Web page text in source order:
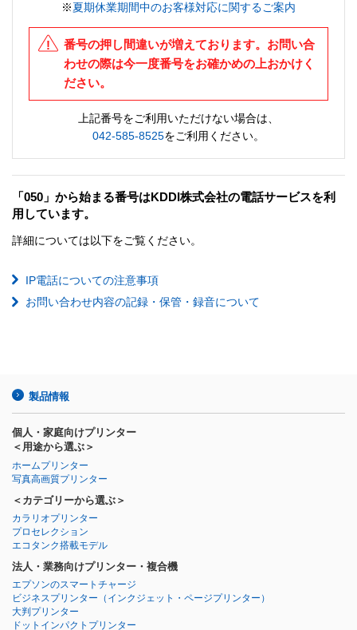
※夏期休業期間中のお客様対応に関するご案内
番号の押し間違いが増えております。お問い合
わせの際は今一度番号をお確かめの上おかけく
ださい。
上記番号をご利用いただけない場合は、
042-585-8525をご利用ください。
「050」から始まる番号はKDDI株式会社の電話サービスを利
用しています。
詳細については以下をご覧ください。
IP電話についての注意事項
お問い合わせ内容の記録・保管・録音について
製品情報
個人・家庭向けプリンター
＜用途から選ぶ＞
ホームプリンター
写真高画質プリンター
＜カテゴリーから選ぶ＞
カラリオプリンター
プロセレクション
エコタンク搭載モデル
法人・業務向けプリンター・複合機
エプソンのスマートチャージ
ビジネスプリンター （インクジェット・ページプリンター）
大判プリンター
ドットインパクトプリンター